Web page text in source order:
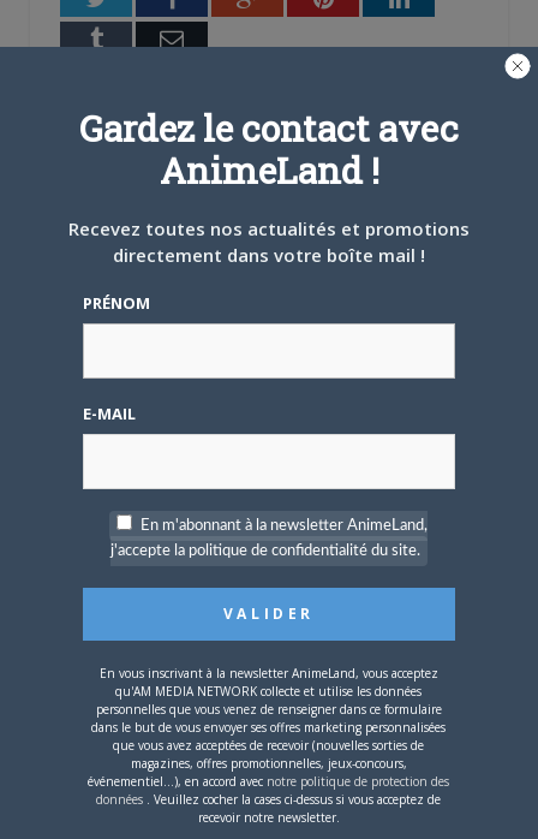
Tumblr Email
A PROPOS DE L'AUTEUR
BRUNO DE LA CRUZ
un rêve. Il ne me reste plus qu'à
rencontrer Hiroaki Samura et je pourrai
5 AOÛT 2026
L’AnimeLand Hors-Série
disponible !
4 AOÛT 2026 0
Une nouvelle série TV
Digimon en préparation
Gardez le contact avec
AnimeLand !
Recevez toutes nos actualités et promotions
directement dans votre boîte mail !
PRÉNOM
E-MAIL
En m'abonnant à la newsletter AnimeLand,
j'accepte la politique de confidentialité du site.
En vous inscrivant à la newsletter AnimeLand, vous acceptez
qu'AM MEDIA NETWORK collecte et utilise les données
personnelles que vous venez de renseigner dans ce formulaire
dans le but de vous envoyer ses offres marketing personnalisées
que vous avez acceptées de recevoir (nouvelles sorties de
magazines, offres promotionnelles, jeux-concours,
événementiel...), en accord avec notre politique de protection des
données . Veuillez cocher la cases ci-dessus si vous acceptez de
recevoir notre newsletter.